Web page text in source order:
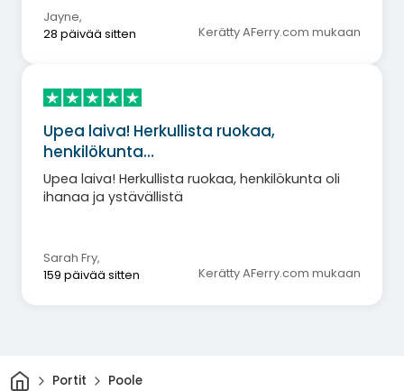
koska kannella on erittäin rajoitetusti paikkoja.
Jayne,
28 päivää sitten
Kerätty AFerry.com mukaan
Upea laiva! Herkullista ruokaa,
henkilökunta…
Upea laiva! Herkullista ruokaa, henkilökunta oli
ihanaa ja ystävällistä
Sarah Fry,
159 päivää sitten
Kerätty AFerry.com mukaan
KotiinPortit Poole